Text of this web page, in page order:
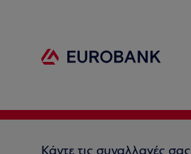
Κάντε τις συναλλαγές σας